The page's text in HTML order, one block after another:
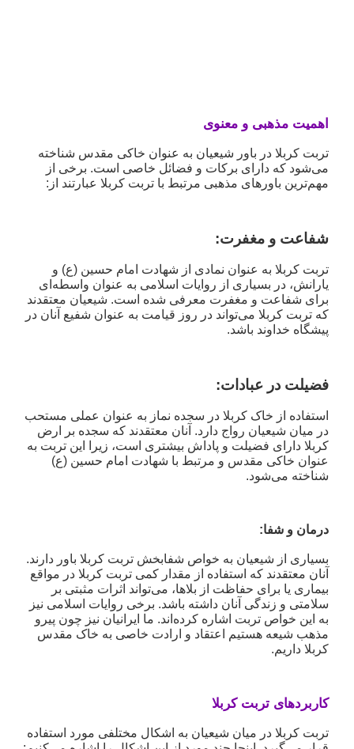
اهمیت مذهبی و معنوی
تربت کربلا در باور شیعیان به عنوان خاکی مقدس شناخته
می‌شود که دارای برکات و فضائل خاصی است. برخی از
مهم‌ترین باورهای مذهبی مرتبط با تربت کربلا عبارتند از:
شفاعت و مغفرت:
تربت کربلا به عنوان نمادی از شهادت امام حسین (ع) و
یارانش، در بسیاری از روایات اسلامی به عنوان واسطه‌ای
برای شفاعت و مغفرت معرفی شده است. شیعیان معتقدند
که تربت کربلا می‌تواند در روز قیامت به عنوان شفیع آنان در
پیشگاه خداوند باشد.
فضیلت در عبادات:
استفاده از خاک کربلا در سجده نماز به عنوان عملی مستحب
در میان شیعیان رواج دارد. آنان معتقدند که سجده بر ارض
کربلا دارای فضیلت و پاداش بیشتری است، زیرا این تربت به
عنوان خاکی مقدس و مرتبط با شهادت امام حسین (ع)
شناخته می‌شود.
درمان و شفا:
بسیاری از شیعیان به خواص شفابخش تربت کربلا باور دارند.
آنان معتقدند که استفاده از مقدار کمی تربت کربلا در مواقع
بیماری یا برای حفاظت از بلاها، می‌تواند اثرات مثبتی بر
سلامتی و زندگی آنان داشته باشد. برخی روایات اسلامی نیز
به این خواص تربت اشاره کرده‌اند. ما ایرانیان نیز چون پیرو
مذهب شیعه هستیم اعتقاد و ارادت خاصی به خاک مقدس
کربلا داریم.
کاربردهای تربت کربلا
تربت کربلا در میان شیعیان به اشکال مختلفی مورد استفاده